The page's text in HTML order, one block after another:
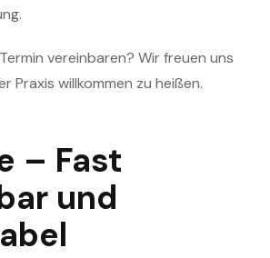
vereinbaren? Wir freuen uns
Praxis willkommen zu heißen.
– Fast
und